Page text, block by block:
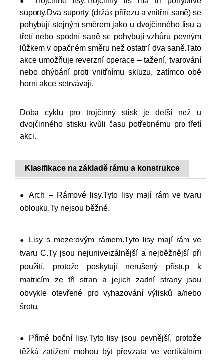
suporty.Dva suporty (držák přířezu a vnitřní saně) se
pohybují stejným směrem jako u dvojčinného lisu a
třetí nebo spodní saně se pohybují vzhůru pevným
lůžkem v opačném směru než ostatní dva saně.Tato
akce umožňuje reverzní operace – tažení, tvarování
nebo ohýbání proti vnitřnímu skluzu, zatímco obě
horní akce setrvávají.
Doba cyklu pro trojčinný stisk je delší než u
dvojčinného stisku kvůli času potřebnému pro třetí
akci.
Klasifikace na základě rámu a konstrukce
●Arch – Rámové lisy.Tyto lisy mají rám ve tvaru
oblouku.Ty nejsou běžné.
●
Lisy s mezerovým rámem.Tyto lisy mají rám ve
tvaru C.Ty jsou nejuniverzálnější a nejběžnější při
použití, protože poskytují nerušený přístup k
matricím ze tří stran a jejich zadní strany jsou
obvykle otevřené pro vyhazování výlisků a/nebo
šrotu.
●
Přímé boční lisy.Tyto lisy jsou pevnější, protože
těžká zatížení mohou být převzata ve vertikálním